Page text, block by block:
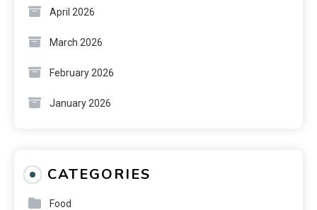
April 2026
March 2026
February 2026
January 2026
CATEGORIES
Food